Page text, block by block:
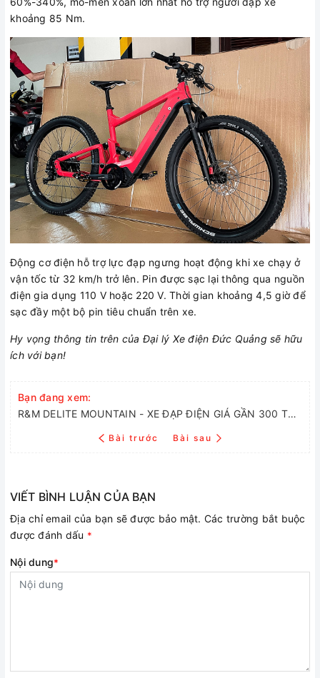
khoảng 85 Nm.
Động cơ điện hỗ trợ lực đạp ngưng hoạt động khi xe chạy ở
vận tốc từ 32 km/h trở lên. Pin được sạc lại thông qua nguồn
điện gia dụng 110 V hoặc 220 V. Thời gian khoảng 4,5 giờ để
sạc đầy một bộ pin tiêu chuẩn trên xe.
Hy vọng thông tin trên của Đại lý Xe điện Đức Quảng sẽ hữu
ích với bạn!
Bạn đang xem:
R&M DELITE MOUNTAIN - XE ĐẠP ĐIỆN GIÁ GẦN 300 TRIỆU ĐỒNG
Bài trước Bài sau
VIẾT BÌNH LUẬN CỦA BẠN
Địa chỉ email của bạn sẽ được bảo mật. Các trường bắt buộc
được đánh dấu *
Nội dung*